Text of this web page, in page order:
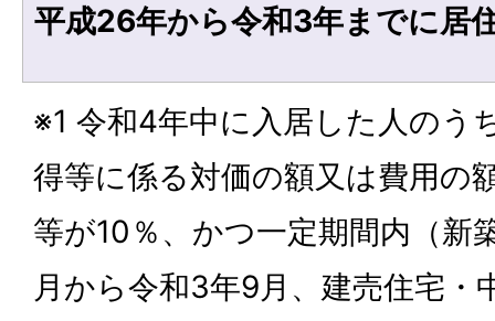
平成26年から令和3年までに居
※1 令和4年中に入居した人のう
得等に係る対価の額又は費用の
等が10％、かつ一定期間内（新
月から令和3年9月、建売住宅・